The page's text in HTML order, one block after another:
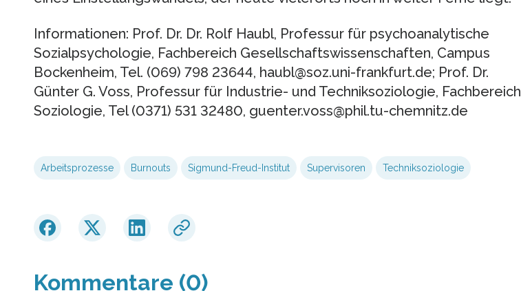
Informationen: Prof. Dr. Dr. Rolf Haubl, Professur für psychoanalytische
Sozialpsychologie, Fachbereich Gesellschaftswissenschaften, Campus
Bockenheim, Tel. (069) 798 23644, haubl@soz.uni-frankfurt.de; Prof. Dr.
Günter G. Voss, Professur für Industrie- und Techniksoziologie, Fachbereich
Soziologie, Tel (0371) 531 32480, guenter.voss@phil.tu-chemnitz.de
Arbeitsprozesse Burnouts Sigmund-Freud-Institut Supervisoren Techniksoziologie
Kommentare (0)